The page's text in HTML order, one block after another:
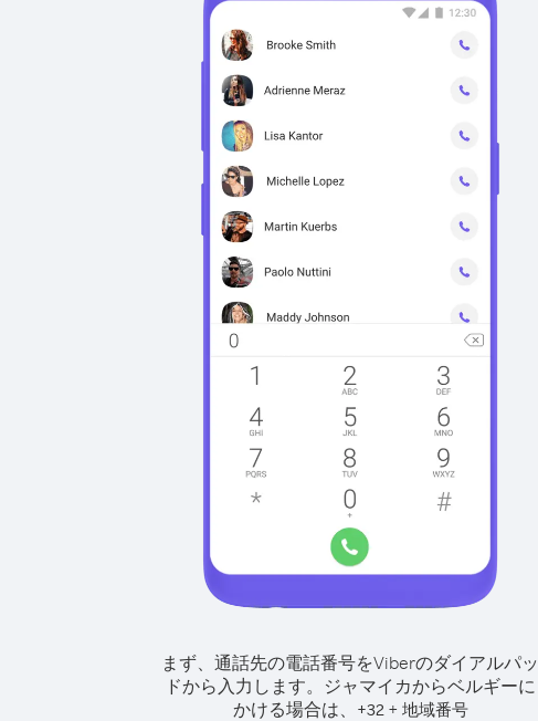
まず、通話先の電話番号をViberのダイアルパッ
ドから入力します。 ジャマイカからベルギーに
かける場合は、
+32+ 地域番号